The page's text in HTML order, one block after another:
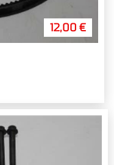
12,00 €